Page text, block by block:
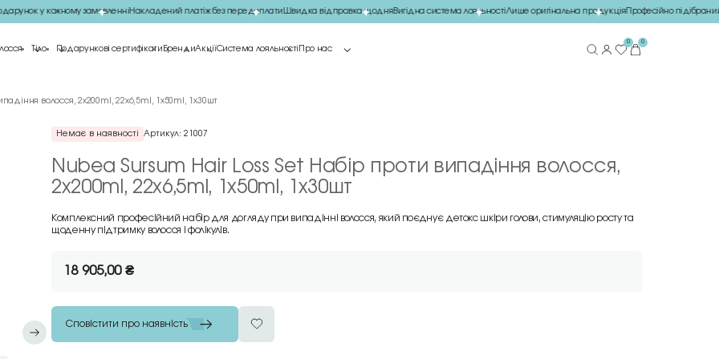
у кожному замовленніНакладений платіж без передоплатиШвидка відправка щодняВигідна система лояльностіЛише оригінальна продукціяПрофесійно підібраний
Тіло Подарункові сертифікати БрендиАкціїСистема лояльності Про нас
0 0
волосся, 2х200ml, 22х6,5ml, 1х50ml, 1х30шт
Немає в наявності Артикул: 21007
Nubea Sursum Hair Loss Set Набір проти випадіння волосся,
2х200ml, 22х6,5ml, 1х50ml, 1х30шт
Комплексний професійний набір для догляду при випадінні волосся, який поєднує детокс шкіри голови, стимуляцію росту та
щоденну підтримку волосся і фолікулів.
18 905,00₴
Сповістити про наявність